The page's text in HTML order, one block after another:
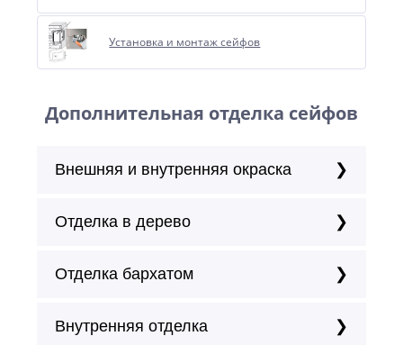
Установка и монтаж сейфов
Дополнительная отделка сейфов
Внешняя и внутренняя окраска
Отделка в дерево
Отделка бархатом
Внутренняя отделка